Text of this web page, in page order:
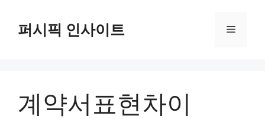
퍼시픽 인사이트 메
계약서표현차이